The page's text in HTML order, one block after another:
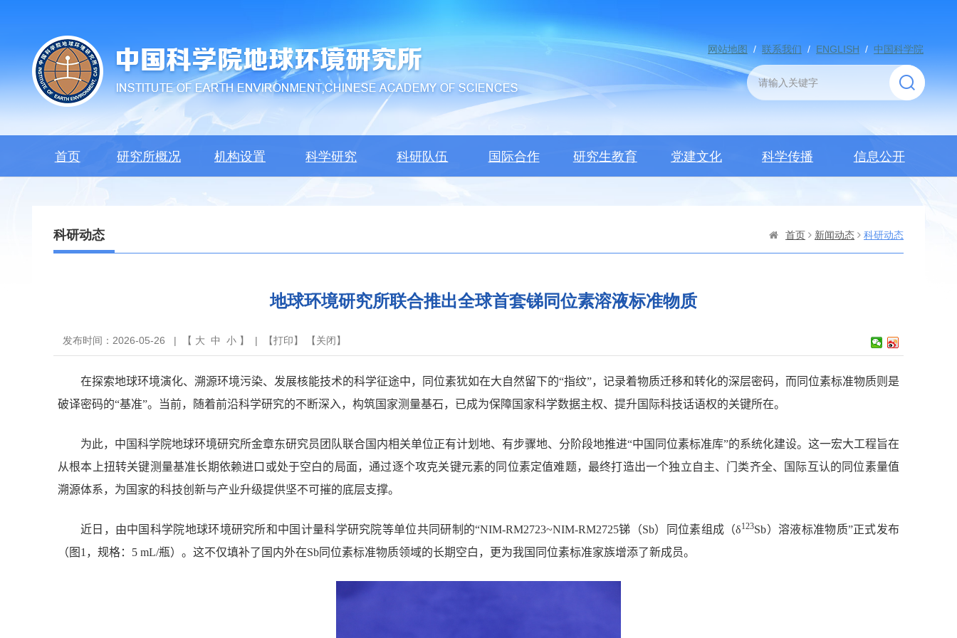
网站地图 / 联系我们 / ENGLISH / 中国科学院
首页 研究所概况 机构设置 科学研究 科研队伍 国际合作 研究生教育 党建文化 科学传播 信息公开
科研动态 首页 新闻动态 科研动态
地球环境研究所联合推出全球首套锑同位素溶液标准物质
发布时间：2026-05-26 | 【 大 中 小 】 | 【打印】 【关闭】
在探索地球环境演化、溯源环境污染、发展核能技术的科学征途中，同位素犹如在大自然留下的“指纹”，记录着物质迁移和转化的深层密码，而同位素标准物质则是
破译密码的“基准”。当前，随着前沿科学研究的不断深入，构筑国家测量基石，已成为保障国家科学数据主权、提升国际科技话语权的关键所在。
为此，中国科学院地球环境研究所金章东研究员团队联合国内相关单位正有计划地、有步骤地、分阶段地推进“中国同位素标准库”的系统化建设。这一宏大工程旨在
从根本上扭转关键测量基准长期依赖进口或处于空白的局面，通过逐个攻克关键元素的同位素定值难题，最终打造出一个独立自主、门类齐全、国际互认的同位素量值
溯源体系，为国家的科技创新与产业升级提供坚不可摧的底层支撑。
近日，由中国科学院地球环境研究所和中国计量科学研究院等单位共同研制的“NIM-RM2723~NIM-RM2725锑（Sb）同位素组成（δ123Sb）溶液标准物质”正式发布
（图 1 ，规格： 5 mL/瓶）。这不仅填补了国内外在Sb同位素标准物质领域的长期空白，更为我国同位素标准家族增添了新成员。